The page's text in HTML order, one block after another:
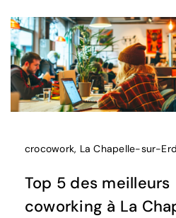
crocowork, La Chapelle-sur-
Top 5 des meilleurs
coworking à La